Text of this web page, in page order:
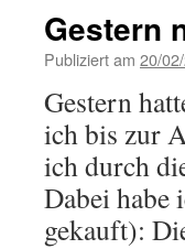
Gestern
Publiziert am 20/
Gestern
ich bis zur
ich durch
Dabei habe
gekauft):